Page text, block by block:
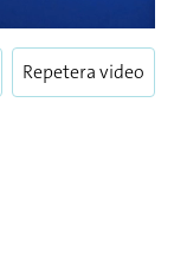
Repetera video